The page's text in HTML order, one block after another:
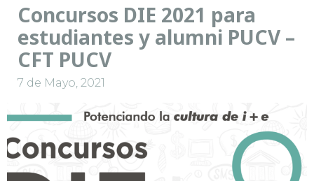
Concursos DIE 2021 para
estudiantes y alumni PUCV –
CFT PUCV
7 de Mayo, 2021